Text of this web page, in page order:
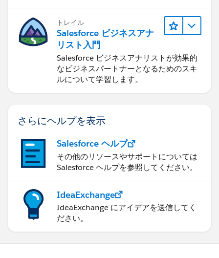
トレイル
Salesforce ビジネスアナ
リスト入門
Salesforce ビジネスアナリストが効果的
なビジネスパートナーとなるためのスキ
ルについて学習します。
さらにヘルプを表示
Salesforce ヘルプ
その他のリソースやサポートについては
Salesforce ヘルプを参照してください。
IdeaExchange
IdeaExchange にアイデアを送信してく
ださい。